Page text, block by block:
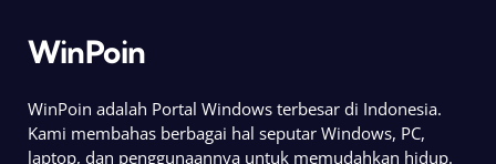
WinPoin
WinPoin adalah Portal Windows terbesar di Indonesia.
Kami membahas berbagai hal seputar Windows, PC,
laptop, dan penggunaannya untuk memudahkan hidup.